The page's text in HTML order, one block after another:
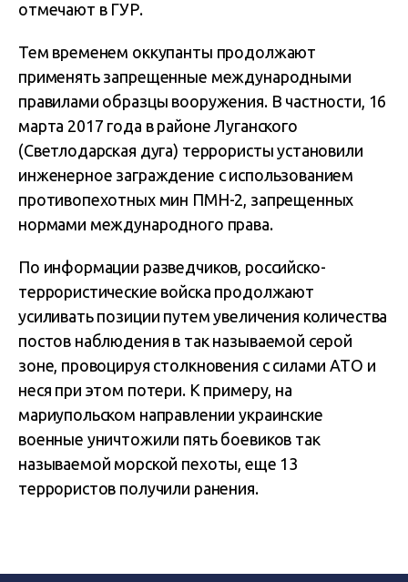
отмечают в ГУР.
Тем временем оккупанты продолжают
применять запрещенные международными
правилами образцы вооружения. В частности, 16
марта 2017 года в районе Луганского
(Светлодарская дуга) террористы установили
инженерное заграждение с использованием
противопехотных мин ПМН-2, запрещенных
нормами международного права.
По информации разведчиков, российско-
террористические войска продолжают
усиливать позиции путем увеличения количества
постов наблюдения в так называемой серой
зоне, провоцируя столкновения с силами АТО и
неся при этом потери. К примеру, на
мариупольском направлении украинские
военные уничтожили пять боевиков так
называемой морской пехоты, еще 13
террористов получили ранения.